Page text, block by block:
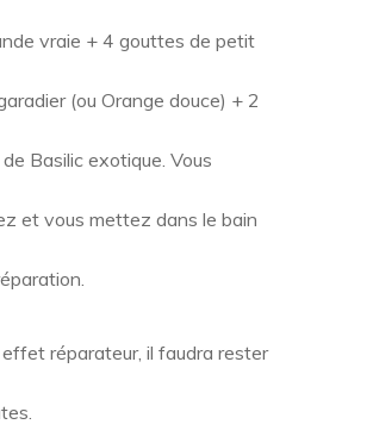
vraie + 4 gouttes de petit
(ou Orange douce) + 2
Basilic exotique. Vous
et vous mettez dans le bain
effet réparateur, il faudra rester